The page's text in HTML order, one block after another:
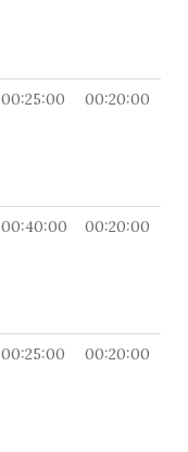
00:25:00 00:20:00
00:40:00 00:20:00
00:25:00 00:20:00